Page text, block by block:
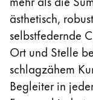
ästhetisch,
selbstfedernde
Ort und Stelle
schlagzähem
Begleiter in